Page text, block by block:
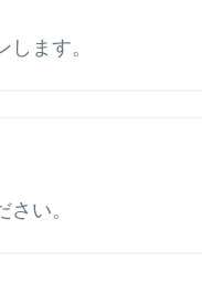
ます。
い。